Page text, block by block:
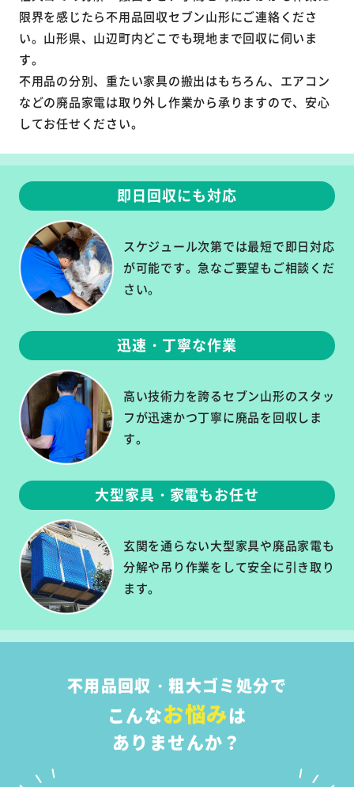
限界を感じたら不用品回収セブン山形にご連絡くださ
い。山形県、山辺町内どこでも現地まで回収に伺いま
す。
不用品の分別、重たい家具の搬出はもちろん、エアコン
などの廃品家電は取り外し作業から承りますので、安心
してお任せください。
即日回収にも対応
スケジュール次第では最短で即日対応
が可能です。急なご要望もご相談くだ
さい。
迅速・丁寧な作業
高い技術力を誇るセブン山形のスタッ
フが迅速かつ丁寧に廃品を回収しま
す。
大型家具・家電もお任せ
玄関を通らない大型家具や廃品家電も
分解や吊り作業をして安全に引き取り
ます。
不用品回収・粗大ゴミ処分で
こんなお悩みは
ありませんか？